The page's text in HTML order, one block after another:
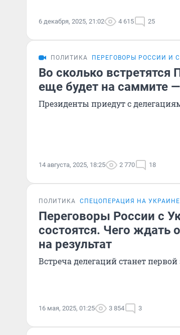
6 декабря, 2025, 21:02 4 615 25
ПОЛИТИКА ПЕРЕГОВОРЫ РОССИИ И
Во сколько встретятся
еще будет на саммите
Президенты приедут с
14 августа, 2025, 18:25 2 770 18
ПОЛИТИКА СПЕЦОПЕРАЦИЯ НА УКРАИНЕ
Переговоры России с
состоятся. Чего ждать
на результат
Встреча делегаций станет первой
16 мая, 2025, 01:25 3 854 3